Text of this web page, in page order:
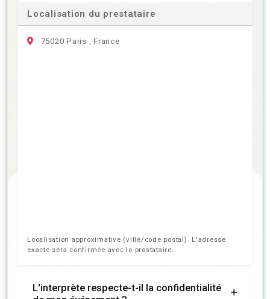
Localisation du prestataire
75020 Paris , France
Localisation approximative (ville/code postal). L'adresse
exacte sera confirmée avec le prestataire.
L'interprète respecte-t-il la confidentialité